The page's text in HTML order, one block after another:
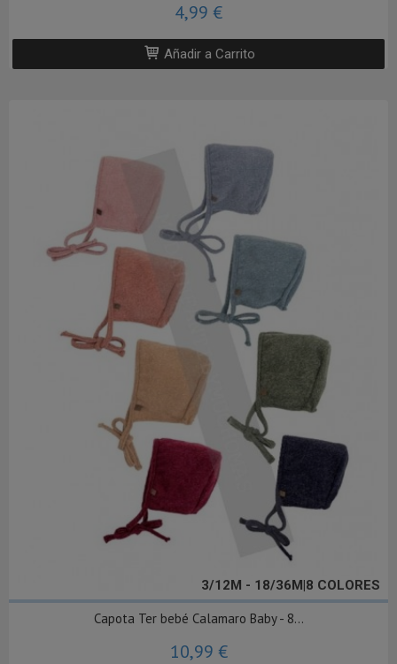
4,99 €
Añadir a Carrito
3/12M - 18/36M|8 COLORES
Capota Ter bebé Calamaro Baby - 8...
10,99 €